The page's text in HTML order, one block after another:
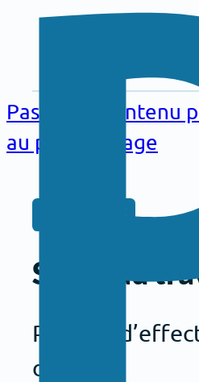
contenu
principal
Passer au contenu
au pied de page
Santé au
Pénurie
d’agir.